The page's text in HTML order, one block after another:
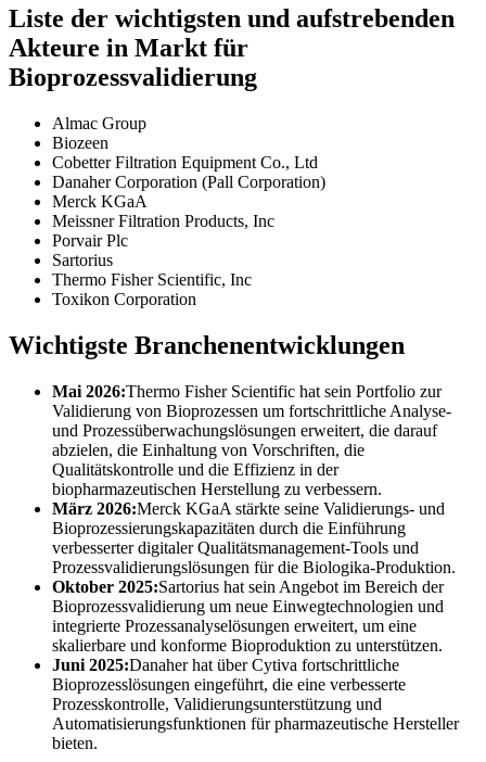
Liste der wichtigsten und aufstrebenden
Akteure in Markt für
Bioprozessvalidierung
Almac Group
Biozeen
Cobetter Filtration Equipment Co., Ltd
Danaher Corporation (Pall Corporation)
Merck KGaA
Meissner Filtration Products, Inc
Porvair Plc
Sartorius
Thermo Fisher Scientific, Inc
Toxikon Corporation
Wichtigste Branchenentwicklungen
Mai 2026:Thermo Fisher Scientific hat sein Portfolio zur
Validierung von Bioprozessen um fortschrittliche Analyse-
und Prozessüberwachungslösungen erweitert, die darauf
abzielen, die Einhaltung von Vorschriften, die
Qualitätskontrolle und die Effizienz in der
biopharmazeutischen Herstellung zu verbessern.
März 2026:Merck KGaA stärkte seine Validierungs- und
Bioprozessierungskapazitäten durch die Einführung
verbesserter digitaler Qualitätsmanagement-Tools und
Prozessvalidierungslösungen für die Biologika-Produktion.
Oktober 2025:Sartorius hat sein Angebot im Bereich der
Bioprozessvalidierung um neue Einwegtechnologien und
integrierte Prozessanalyselösungen erweitert, um eine
skalierbare und konforme Bioproduktion zu unterstützen.
Juni 2025:Danaher hat über Cytiva fortschrittliche
Bioprozesslösungen eingeführt, die eine verbesserte
Prozesskontrolle, Validierungsunterstützung und
Automatisierungsfunktionen für pharmazeutische Hersteller
bieten.